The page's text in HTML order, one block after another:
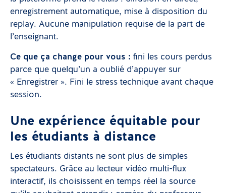
enregistrement automatique, mise à disposition du
replay. Aucune manipulation requise de la part de
l’enseignant.
Ce que ça change pour vous : fini les cours perdus
parce que quelqu’un a oublié d’appuyer sur
« Enregistrer ». Fini le stress technique avant chaque
session.
Une expérience équitable pour
les étudiants à distance
Les étudiants distants ne sont plus de simples
spectateurs. Grâce au lecteur vidéo multi-flux
interactif, ils choisissent en temps réel la source